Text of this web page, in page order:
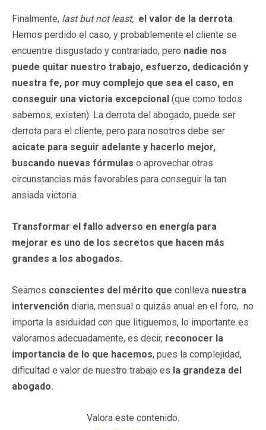
Finalmente, last but not least, el valor de la derrota.
Hemos perdido el caso, y probablemente el cliente se
encuentre disgustado y contrariado, pero nadie nos
puede quitar nuestro trabajo, esfuerzo, dedicación y
nuestra fe, por muy complejo que sea el caso, en
conseguir una victoria excepcional (que como todos
sabemos, existen). La derrota del abogado, puede ser
derrota para el cliente, pero para nosotros debe ser
acicate para seguir adelante y hacerlo mejor,
buscando nuevas fórmulas o aprovechar otras
circunstancias más favorables para conseguir la tan
ansiada victoria.
Transformar el fallo adverso en energía para
mejorar es uno de los secretos que hacen más
grandes a los abogados.
Seamos conscientes del mérito que conlleva nuestra
intervención diaria, mensual o quizás anual en el foro, no
importa la asiduidad con que litiguemos, lo importante es
valorarnos adecuadamente, es decir, reconocer la
importancia de lo que hacemos, pues la complejidad,
dificultad e valor de nuestro trabajo es la grandeza del
abogado.
Valora este contenido.